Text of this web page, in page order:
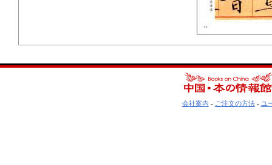
会社案内 - ご注文の方法- ユ